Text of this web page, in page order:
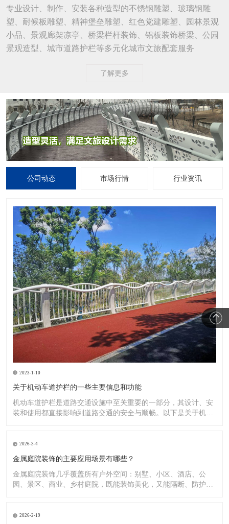
专业设计、制作、安装各种造型的不锈钢雕塑、玻璃钢雕
塑、耐候板雕塑、精神堡垒雕塑、红色党建雕塑、园林景观
小品、景观廊架凉亭、桥梁栏杆装饰、铝板装饰桥梁、公园
景观造型、城市道路护栏等多元化城市文旅配套服务
了解更多
公司动态 市场行情 行业资讯
2023-1-10
关于机动车道护栏的一些主要信息和功能
机动车道护栏是道路交通设施中至关重要的一部分，其设计、安
装和使用都直接影响到道路交通的安全与顺畅。以下是关于机动
2026-3-4
金属庭院装饰的主要应用场景有哪些？
金属庭院装饰几乎覆盖所有户外空间：别墅、小区、酒店、公
园、景区、商业、乡村庭院，既能装饰美化，又能隔断、防护、
2026-2-19